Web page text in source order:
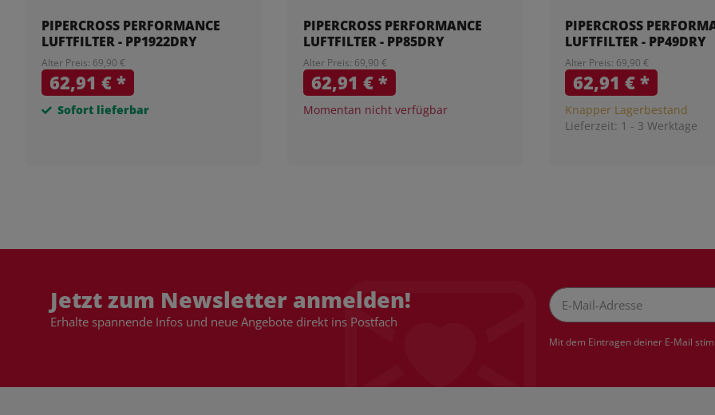
PIPERCROSS PERFORMANCE
LUFTFILTER - PP1922DRY
Alter Preis: 69,90 €
62,91 €*
Sofort lieferbar
PIPERCROSS PERFORMANCE
LUFTFILTER - PP85DRY
Alter Preis: 69,90 €
62,91 €*
Momentan nicht verfügbar
PIPERCROSS
LUFTFILTER - PP49DRY
Alter Preis: 69,90 €
62,91 €*
Knapper Lagerbestand
Lieferzeit: 1 - 3 Werktage
Jetzt zum Newsletter anmelden!
Erhalte spannende Infos und neue Angebote direkt ins Postfach
Mit dem Eintragen deiner E-Mail